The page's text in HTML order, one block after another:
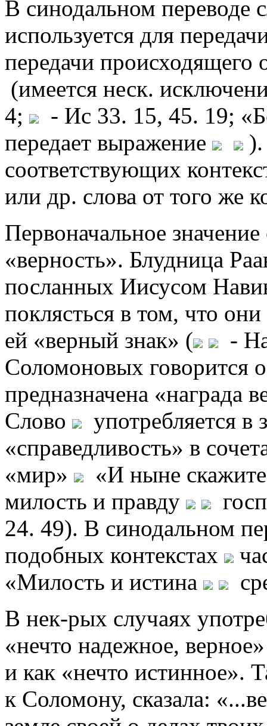
В синодальном переводе
используется для
передачи происходящего
(имеется неск.
4;
- Ис 33. 15, 45. 19;
передает выражение
соответствующих
или др. слова от того же
Первоначальное
«верность». Блудница
посланных Иисусом
поклясться в том, что
ей «верный знак» (
-
Соломоновых говорится
предназначена «награда
Слово
употребляется в
«справедливость» в
«мир»
«И ныне
милость и правду
24. 49). В синодальном
подобных контекстах
«Милость и истина
В нек-рых случаях
«нечто надежное,
и как «нечто истинное».
к Соломону, сказала: